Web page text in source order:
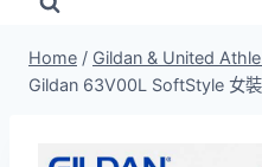
Home / Gildan & United
Gildan 63V00L SoftStyle 女